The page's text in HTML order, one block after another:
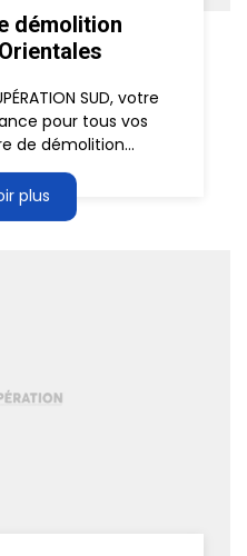
démolition
SUD, votre
pour tous vos
de démolition...
plus